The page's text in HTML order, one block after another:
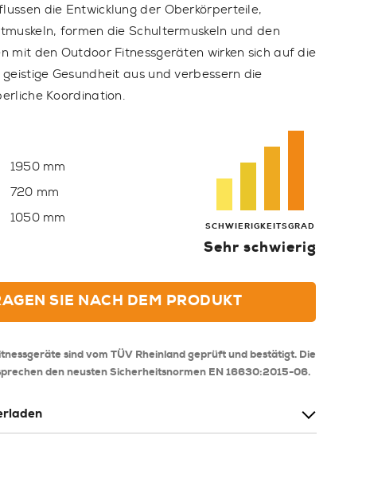
die Entwicklung der Oberkörperteile,
formen die Schultermuskeln und den
mit den Outdoor Fitnessgeräten wirken sich auf die
Gesundheit aus und verbessern die
Koordination.
1950 mm
720 mm
1050 mm
SCHWIERIGKEITSGRAD
Sehr schwierig
SIE NACH DEM PRODUKT
sind vom TÜV Rheinland geprüft und bestätigt. Die
den neusten Sicherheitsnormen EN 16630:2015-06.